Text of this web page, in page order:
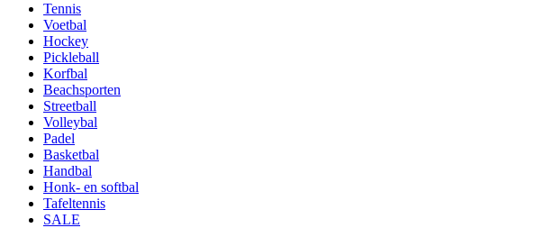
Tennis
Voetbal
Hockey
Pickleball
Korfbal
Beachsporten
Streetball
Volleybal
Padel
Basketbal
Handbal
Honk- en softbal
Tafeltennis
SALE